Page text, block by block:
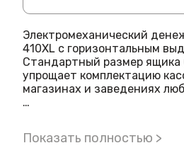
Электромеханический
410XL с горизонтальным
Стандартный размер
упрощает комплектацию
магазинах и заведениях
восемь – для монет и один
Показать полностью >